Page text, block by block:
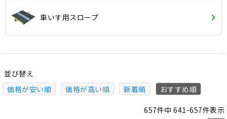
車いす用スロープ
並び替え
価格が安い順
価格が高い順 新着順 おすすめ順
657件中 641-657件表示